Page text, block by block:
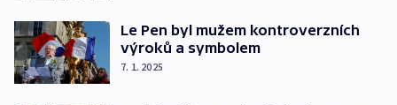
Le Pen byl mužem kontroverzních
výroků a symbolem
7. 1. 2025